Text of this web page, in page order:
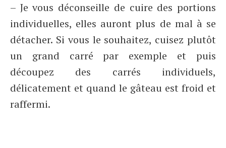
– Je vous déconseille de cuire des portions
individuelles, elles auront plus de mal à se
détacher. Si vous le souhaitez, cuisez plutôt
un grand carré par exemple et puis
découpez des carrés individuels,
délicatement et quand le gâteau est froid et
raffermi.